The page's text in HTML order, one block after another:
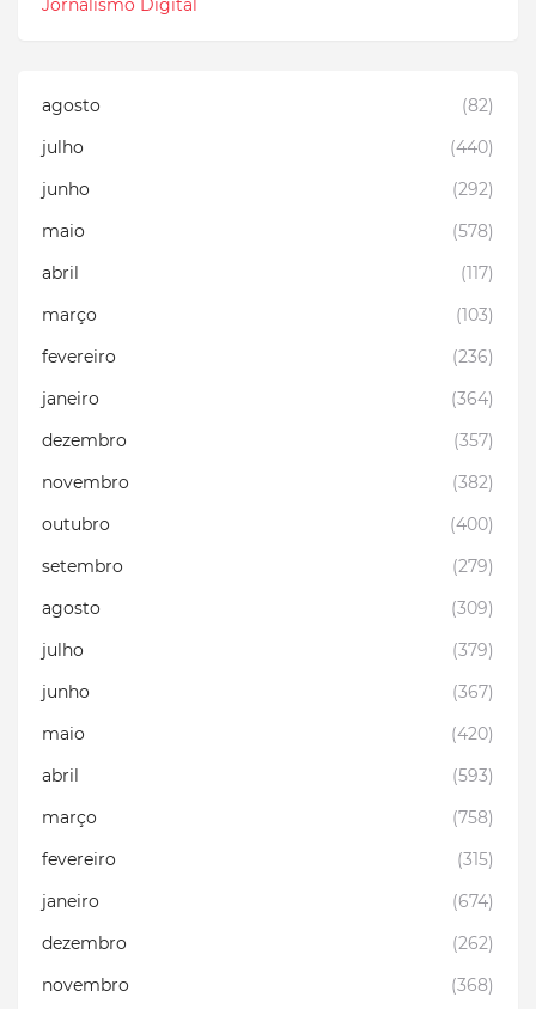
Jornalismo Digital
agosto
(82)
julho
(440)
junho
(292)
maio
(578)
abril
(117)
março
(103)
fevereiro
(236)
janeiro
(364)
dezembro
(357)
novembro
(382)
outubro
(400)
setembro
(279)
agosto
(309)
julho
(379)
junho
(367)
maio
(420)
abril
(593)
março
(758)
fevereiro
(315)
janeiro
(674)
dezembro
(262)
novembro
(368)